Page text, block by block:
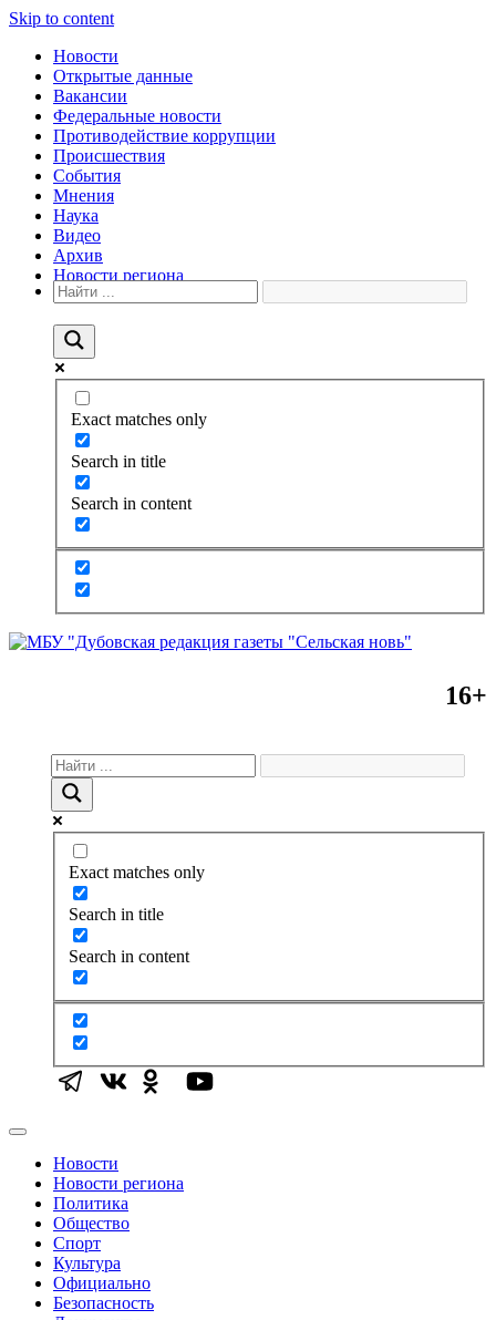
Skip to content
Новости
Открытые данные
Вакансии
Федеральные новости
Противодействие коррупции
Происшествия
События
Мнения
Наука
Видео
Архив
Новости региона
Exact matches only
Search in title
Search in content
16+
Exact matches only
Search in title
Search in content
Новости
Новости региона
Политика
Общество
Спорт
Культура
Официально
Безопасность